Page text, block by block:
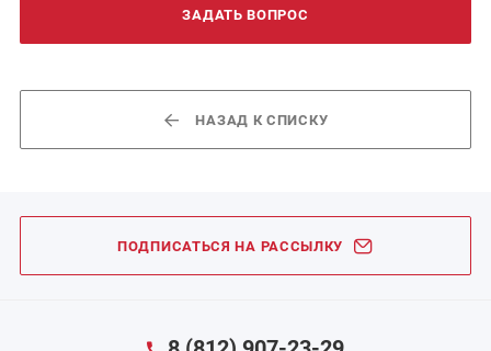
ЗАДАТЬ ВОПРОС
НАЗАД К СПИСКУ
ПОДПИСАТЬСЯ НА РАССЫЛКУ